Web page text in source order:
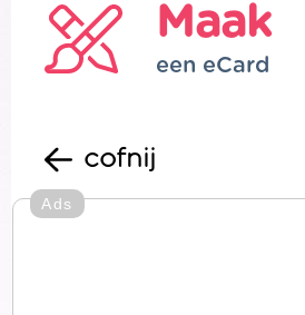
Maak
een eCard
cofnij
Ads